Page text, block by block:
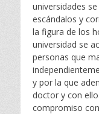
universidades
escándalos y
la figura de los
universidad se
personas que
y por la que
doctor y con
compromiso